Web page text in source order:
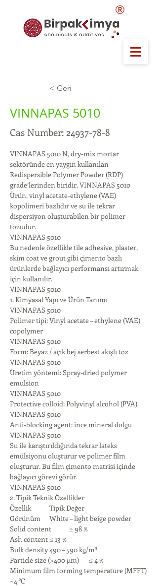
®
< Geri
VINNAPAS 5010
Cas Number: 24937-78-8
VINNAPAS 5010 N, dry-mix mortar
sektöründe en yaygın kullanılan
Redispersible Polymer Powder (RDP)
grade’lerinden biridir. VINNAPAS 5010
Ürün, vinyl acetate-ethylene (VAE)
kopolimeri bazlıdır ve su ile tekrar
dispersiyon oluşturabilen bir polimer
tozudur.
VINNAPAS 5010
Bu nedenle özellikle tile adhesive, plaster,
skim coat ve grout gibi çimento bazlı
ürünlerde bağlayıcı performansı artırmak
için kullanılır.
VINNAPAS 5010
1. Kimyasal Yapı ve Ürün Tanımı
VINNAPAS 5010
Polimer tipi: Vinyl acetate – ethylene (VAE)
copolymer
VINNAPAS 5010
Form: Beyaz / açık bej serbest akışlı toz
VINNAPAS 5010
Üretim yöntemi: Spray-dried polymer
emulsion
VINNAPAS 5010
Protective colloid: Polyvinyl alcohol (PVA)
VINNAPAS 5010
Anti-blocking agent: ince mineral dolgu
VINNAPAS 5010
Su ile karıştırıldığında tekrar lateks
emülsiyonu oluşturur ve polimer film
oluşturur. Bu film çimento matrisi içinde
bağlayıcı görevi görür.
VINNAPAS 5010
2. Tipik Teknik Özellikler
Özellik	Tipik Değer
Görünüm	White – light beige powder
Solid content	≥ 98 %
Ash content	≤ 13 %
Bulk density	490 – 590 kg/m³
Particle size (>400 µm)	≤ 4 %
Minimum film forming temperature (MFFT)
~4 °C